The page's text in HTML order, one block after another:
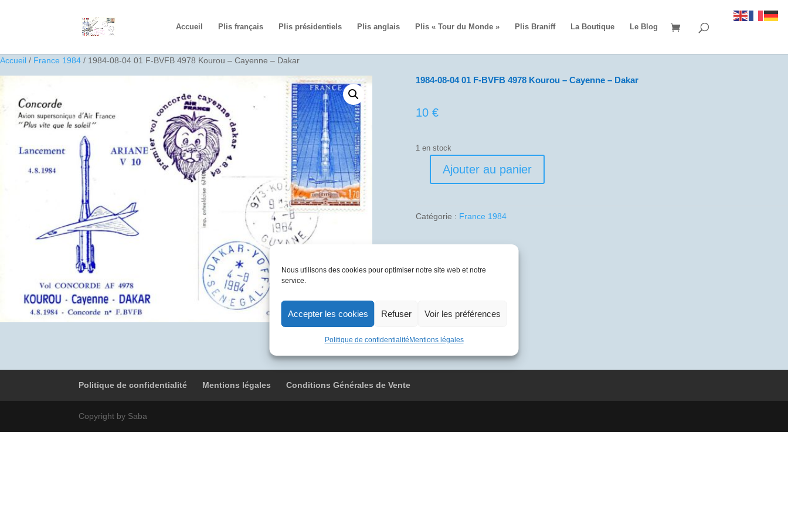
Nous utilisons des cookies pour optimiser notre site web et notre
service.
Accepter les cookies Refuser Voir les préférences
Politique de confidentialité Mentions légales
Accueil Plis français Plis présidentiels Plis anglais Plis « Tour du Monde » Plis Braniff La Boutique Le Blog
Accueil / France 1984 / 1984-08-04 01 F-BVFB 4978 Kourou – Cayenne – Dakar
1984-08-04 01 F-BVFB 4978 Kourou – Cayenne – Dakar
10 €
1 en stock
quantité
08-
01
BVFB
-
Ajouter au panier
Catégorie : France 1984
Politique de confidentialité Mentions légales Conditions Générales de Vente
Copyright by Saba